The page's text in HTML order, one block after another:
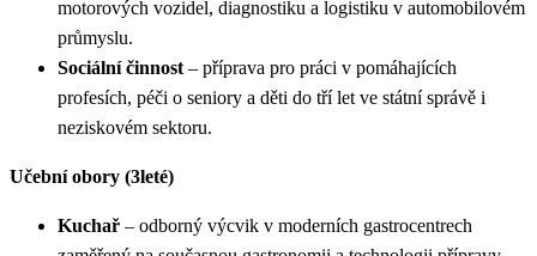
motorových vozidel, diagnostiku a logistiku v automobilovém
průmyslu.
Sociální činnost – příprava pro práci v pomáhajících
profesích, péči o seniory a děti do tří let ve státní správě i
neziskovém sektoru.
Učební obory (3leté)
Kuchař – odborný výcvik v moderních gastrocentrech